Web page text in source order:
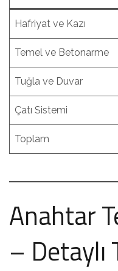
Hafriyat ve Kazı
Temel ve Betonarme
Tuğla ve Duvar
Çatı Sistemi
Toplam
Anahtar
– Detaylı